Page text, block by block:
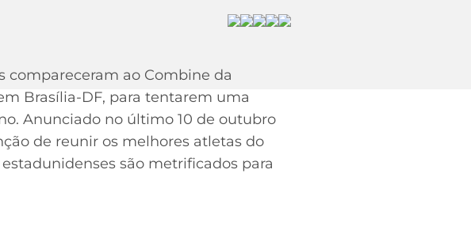
compareceram ao Combine da
Brasília-DF, para tentarem uma
Anunciado no último 10 de outubro
de reunir os melhores atletas do
são metrificados para